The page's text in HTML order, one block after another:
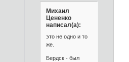
Михаил
Цененко
написал(а):
это не одно и то
же.
Бердск - был